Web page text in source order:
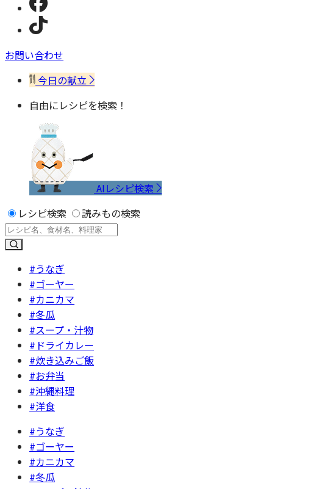
お問い合わせ
今日の献立
自由にレシピを検索！
AIレシピ検索
レシピ検索
読みもの検索
#うなぎ
#ゴーヤー
#カニカマ
#冬瓜
#スープ・汁物
#ドライカレー
#炊き込みご飯
#お弁当
#沖縄料理
#洋食
#うなぎ
#ゴーヤー
#カニカマ
#冬瓜